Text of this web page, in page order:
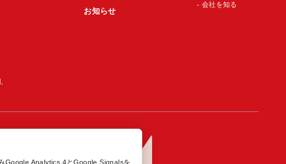
お知らせ
- 会社を知る
Google Analytics 4とGoogle Signalsを